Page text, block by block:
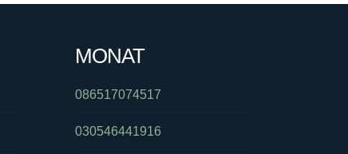
MONAT
086517074517
030546441916